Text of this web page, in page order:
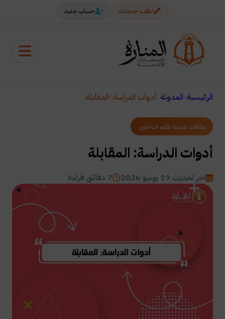
اطلب خدمتك حساب جديد
الرئيسية المدونة أدوات الدراسة: المقابلة
مقالات علمية بقلم الباحثين
أدوات الدراسة: المقابلة
اخر تحديث 19 يونيو 2026 7 دقائق قراءة